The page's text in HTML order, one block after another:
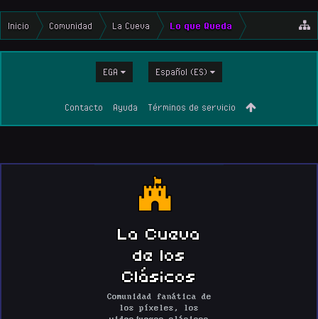
Inicio Comunidad La Cueva Lo que Queda
EGA Español (ES)
Contacto Ayuda Términos de servicio
La Cueva
de los
Clásicos
Comunidad fanática de
los píxeles, los